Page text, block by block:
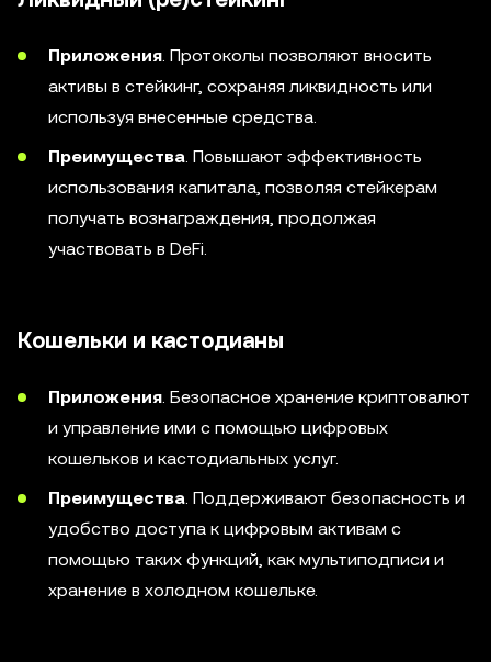
Приложения. Протоколы позволяют вносить
активы в стейкинг, сохраняя ликвидность или
используя внесенные средства.
Преимущества. Повышают эффективность
использования капитала, позволяя стейкерам
получать вознаграждения, продолжая
участвовать в DeFi.
Кошельки и кастодианы
Приложения. Безопасное хранение криптовалют
и управление ими с помощью цифровых
кошельков и кастодиальных услуг.
Преимущества. Поддерживают безопасность и
удобство доступа к цифровым активам с
помощью таких функций, как мультиподписи и
хранение в холодном кошельке.